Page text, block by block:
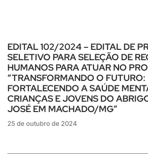
EDITAL 102/2024 – EDITAL DE
SELETIVO PARA SELEÇÃO DE
HUMANOS PARA ATUAR NO
“TRANSFORMANDO O FUTURO:
FORTALECENDO A SAÚDE
CRIANÇAS E JOVENS DO
JOSÉ EM MACHADO/MG”
25 de outubro de 2024